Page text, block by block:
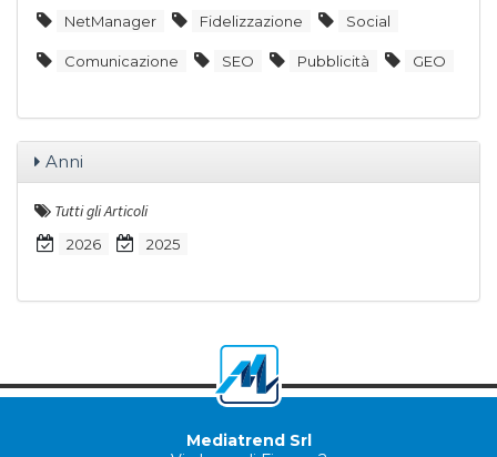
NetManager Fidelizzazione Social
Comunicazione SEO Pubblicità GEO
Anni
Tutti gli Articoli
2026 2025
Mediatrend Srl